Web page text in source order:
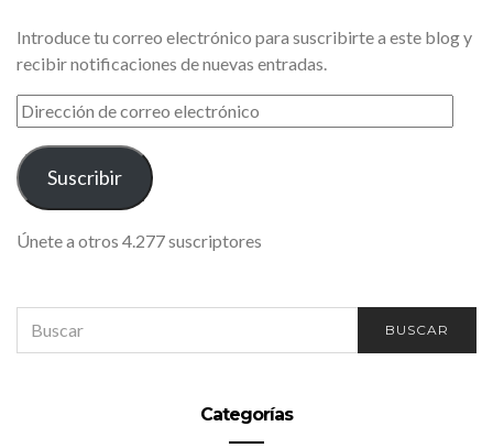
Introduce tu correo electrónico para suscribirte a este blog y
recibir notificaciones de nuevas entradas.
DIRECCIÓN
DE
CORREO
ELECTRÓNICO
Suscribir
Únete a otros 4.277 suscriptores
FOR:
BUSCAR
Categorías